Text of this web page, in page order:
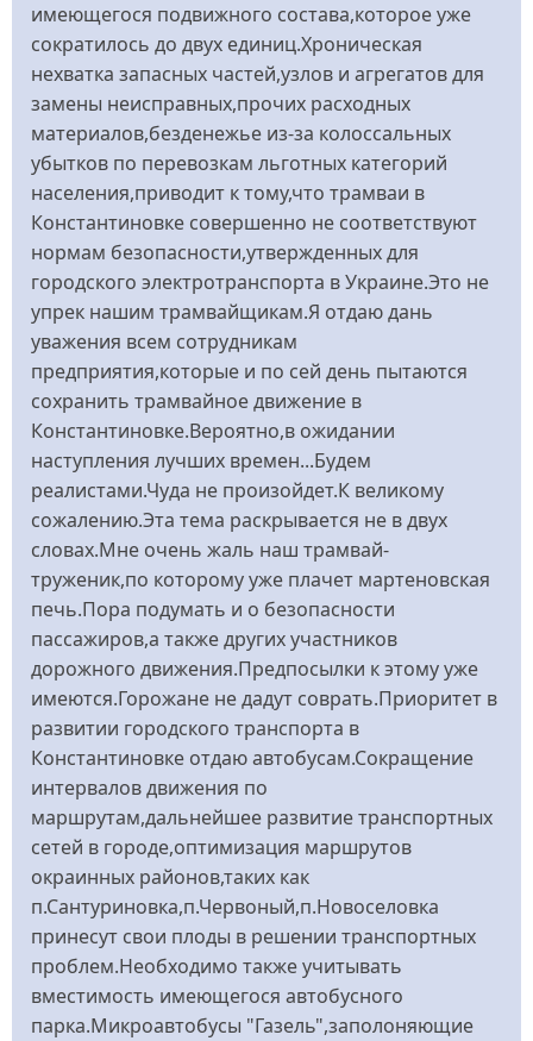
имеющегося подвижного состава,которое уже
сократилось до двух единиц.Хроническая
нехватка запасных частей,узлов и агрегатов для
замены неисправных,прочих расходных
материалов,безденежье из-за колоссальных
убытков по перевозкам льготных категорий
населения,приводит к тому,что трамваи в
Константиновке совершенно не соответствуют
нормам безопасности,утвержденных для
городского электротранспорта в Украине.Это не
упрек нашим трамвайщикам.Я отдаю дань
уважения всем сотрудникам
предприятия,которые и по сей день пытаются
сохранить трамвайное движение в
Константиновке.Вероятно,в ожидании
наступления лучших времен...Будем
реалистами.Чуда не произойдет.К великому
сожалению.Эта тема раскрывается не в двух
словах.Мне очень жаль наш трамвай-
труженик,по которому уже плачет мартеновская
печь.Пора подумать и о безопасности
пассажиров,а также других участников
дорожного движения.Предпосылки к этому уже
имеются.Горожане не дадут соврать.Приоритет в
развитии городского транспорта в
Константиновке отдаю автобусам.Сокращение
интервалов движения по
маршрутам,дальнейшее развитие транспортных
сетей в городе,оптимизация маршрутов
окраинных районов,таких как
п.Сантуриновка,п.Червоный,п.Новоселовка
принесут свои плоды в решении транспортных
проблем.Необходимо также учитывать
вместимость имеющегося автобусного
парка.Микроавтобусы "Газель",заполоняющие